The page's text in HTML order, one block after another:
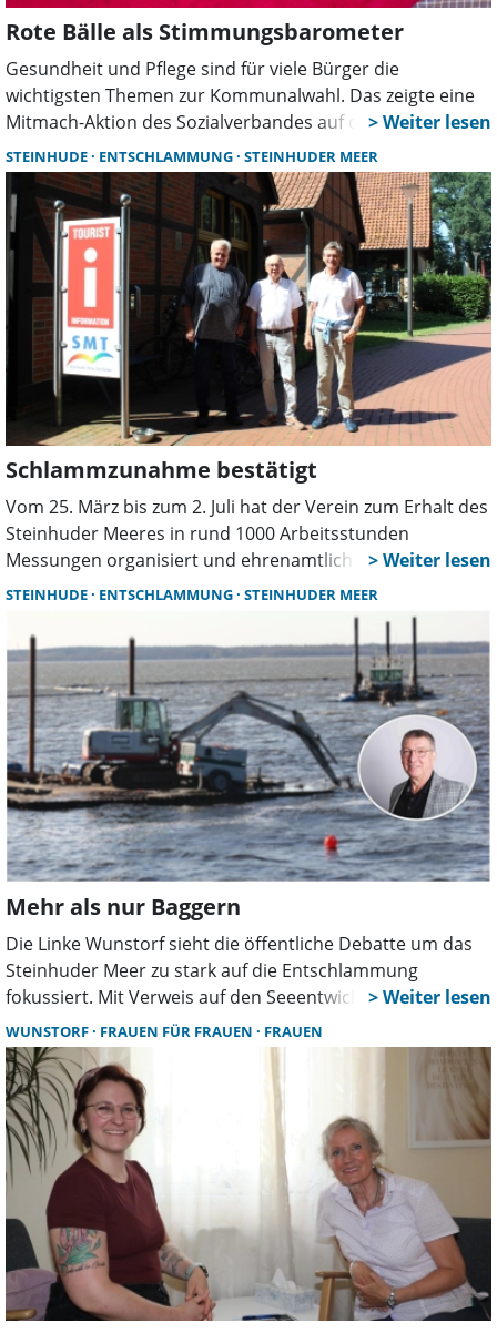
Rote Bälle als Stimmungsbarometer
Gesundheit und Pflege sind für viele Bürger die
wichtigsten Themen zur Kommunalwahl. Das zeigte eine
Mitmach-Aktion des Sozialverbandes auf dem Wunstorfer
Marktplatz. Mit roten Bällen stimmten Besucher über ihre
politischen Prioritäten ab und suchten das Gespräch mit
den Ehrenamtlichen.
STEINHUDE ENTSCHLAMMUNG STEINHUDER MEER
Schlammzunahme bestätigt
Vom 25. März bis zum 2. Juli hat der Verein zum Erhalt des
Steinhuder Meeres in rund 1000 Arbeitsstunden
Messungen organisiert und ehrenamtlich durchgeführt.
Nun wurden die Ergebnisse vorgestellt.
STEINHUDE ENTSCHLAMMUNG STEINHUDER MEER
Mehr als nur Baggern
Die Linke Wunstorf sieht die öffentliche Debatte um das
Steinhuder Meer zu stark auf die Entschlammung
fokussiert. Mit Verweis auf den Seeentwicklungsplan
fordert die Partei, die Ursachen der Verschlammung
stärker zu bekämpfen und kommunale
Handlungsmöglichkeiten konsequent zu nutzen.
WUNSTORF FRAUEN FÜR FRAUEN FRAUEN